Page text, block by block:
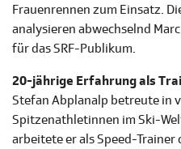
Frauenrennen zum Einsatz.
analysieren abwechselnd
für das SRF-Publikum.
20-jährige Erfahrung als
Stefan Abplanalp betreute in
Spitzenathletinnen im Ski-
arbeitete er als Speed-Trainer